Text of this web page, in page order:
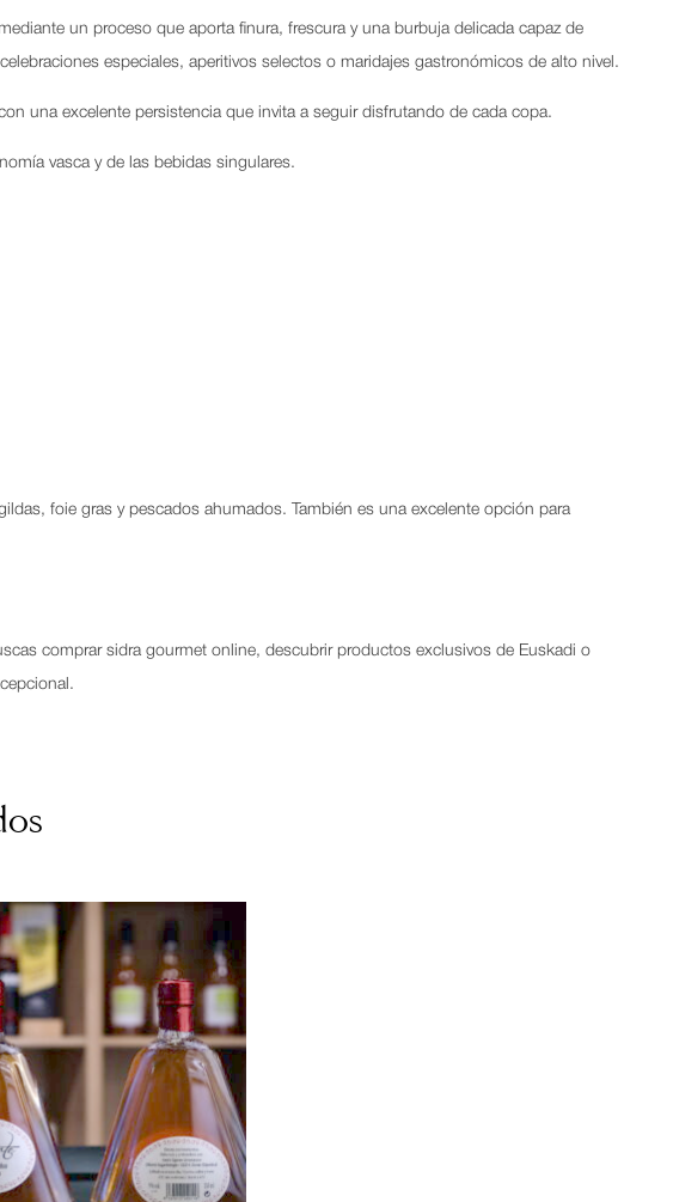
un proceso que aporta finura, frescura y una burbuja delicada capaz de
especiales, aperitivos selectos o maridajes gastronómicos de alto nivel.
una excelente persistencia que invita a seguir disfrutando de cada copa.
vasca y de las bebidas singulares.
foie gras y pescados ahumados. También es una excelente opción para
comprar sidra gourmet online, descubrir productos exclusivos de Euskadi o